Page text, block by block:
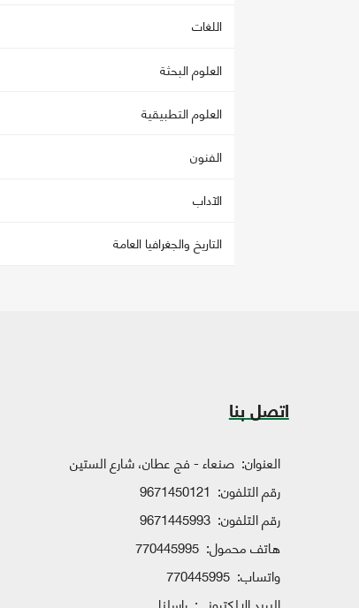
اللغات
العلوم البحثة
العلوم التطبيقية
الفنون
الآداب
التاريخ والجغرافيا العامة
اتصل بنا
العنوان: صنعاء - فج عطان، شارع الستين
رقم التلفون: 9671450121
رقم التلفون: 9671445993
هاتف محمول: 770445995
واتساب: 770445995